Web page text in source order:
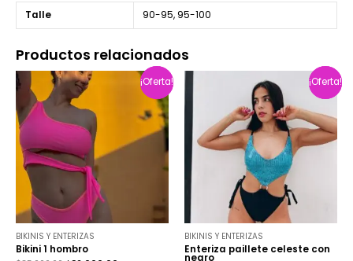
Talle 90-95, 95-100
Productos relacionados
¡Oferta!
¡Oferta!
BIKINIS Y ENTERIZAS
Bikini 1 hombro
¡Oferta!
¡Oferta!
BIKINIS Y ENTERIZAS
Enteriza paillete celeste con
negro